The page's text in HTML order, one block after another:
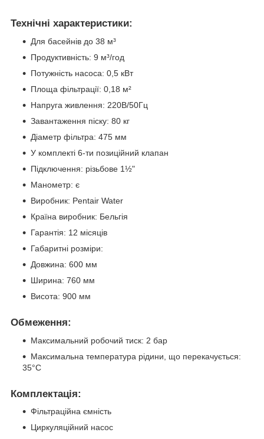
Технічні характеристики:
Для басейнів до 38 м³
Продуктивність: 9 м³/год
Потужність насоса: 0,5 кВт
Площа фільтрації: 0,18 м²
Напруга живлення: 220В/50Гц
Завантаження піску: 80 кг
Діаметр фільтра: 475 мм
У комплекті 6-ти позиційний клапан
Підключення: різьбове 1½"
Манометр: є
Виробник: Pentair Water
Країна виробник: Бельгія
Гарантія: 12 місяців
Габаритні розміри:
Довжина: 600 мм
Ширина: 760 мм
Висота: 900 мм
Обмеження:
Максимальний робочий тиск: 2 бар
Максимальна температура рідини, що перекачується:
35°C
Комплектація:
Фільтраційна ємність
Циркуляційний насос